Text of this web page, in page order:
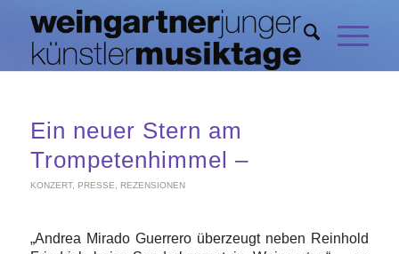
Ein neuer Stern am
Trompetenhimmel –
KONZERT, PRESSE REZENSIONEN
„Andrea Mirado Guerrero überzeugt neben Reinhold